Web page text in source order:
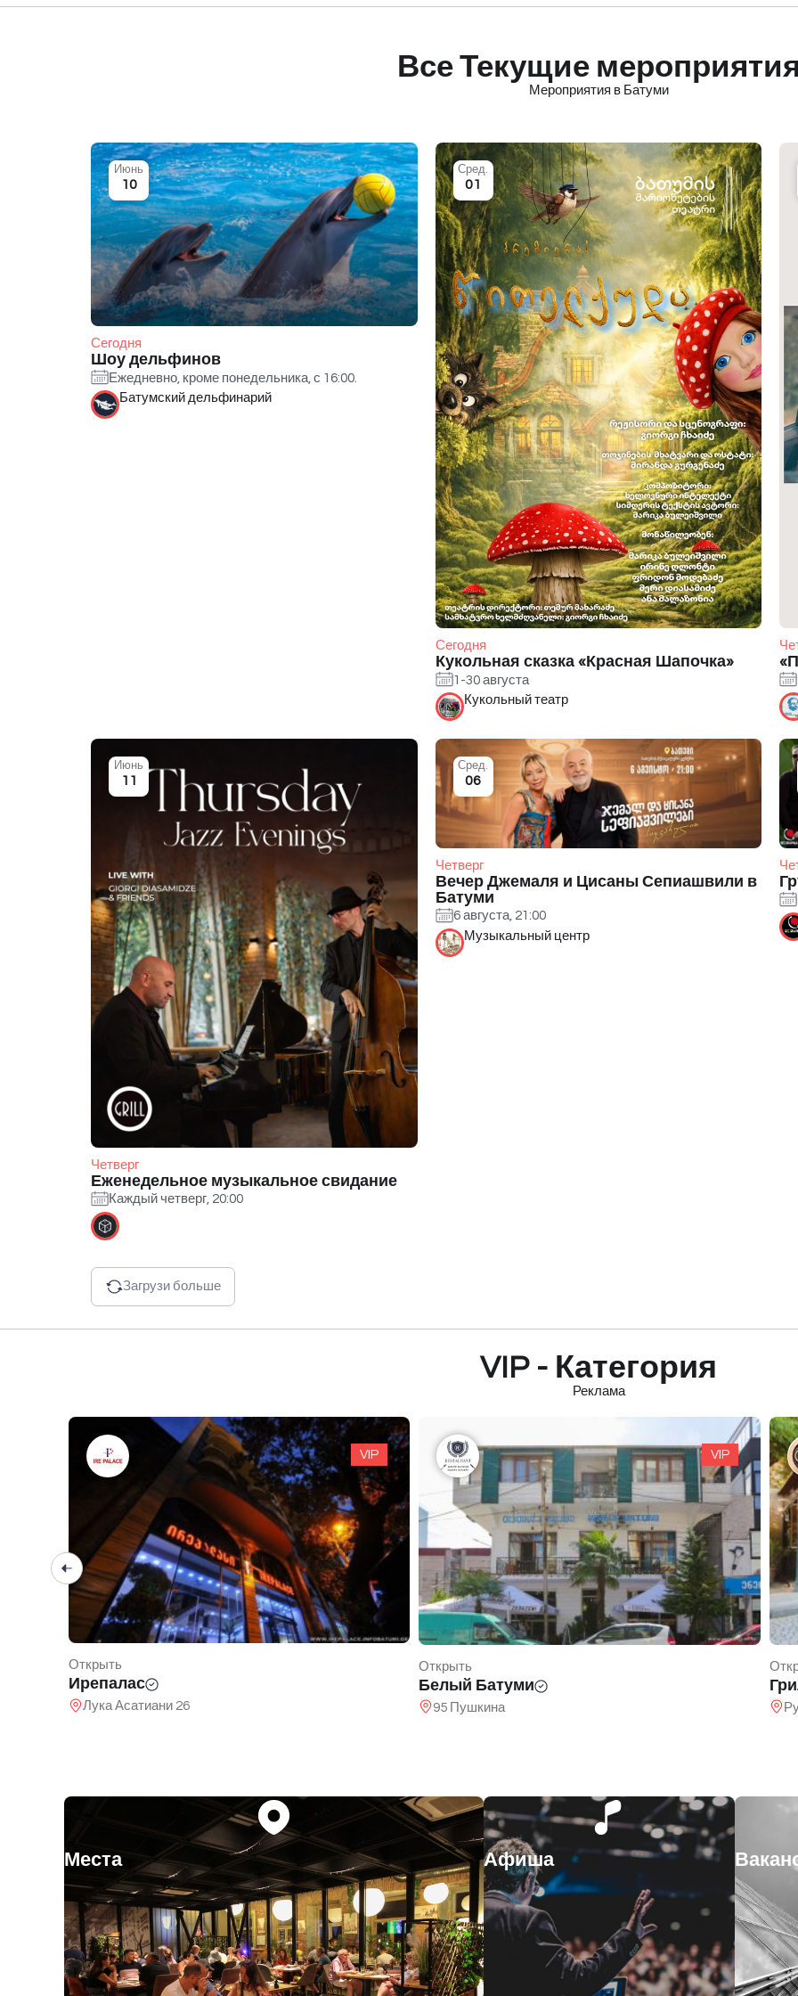
Все Текущие
Мероприятия в Батуми
Сегодня
Шоу дельфинов
Ежедневно, кроме понедельника, с 16:00.
Июнь
10
Батумский дельфинарий
Сегодня
Кукольная сказка «Красная Шапочка»
1-30 августа
Сред.
01
Кукольный театр
Четверг
Еженедельное музыкальное свидание
Каждый четверг, 20:00
Июнь
11
Четверг
Вечер Джемаля и Цисаны Сепиашвили в
Батуми
6 августа, 21:00
Сред.
06
Музыкальный центр
Загрузи больше
VIP - Категория
Реклама
VIP
Открыть
Белый Батуми
95 Пушкина
VIP
Открыть
Гриль Таун
Руставели 24
Места Афиша